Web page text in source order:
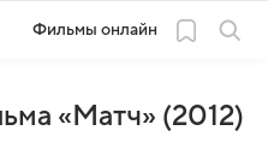
Фильмы онлайн
«Матч» (2012)